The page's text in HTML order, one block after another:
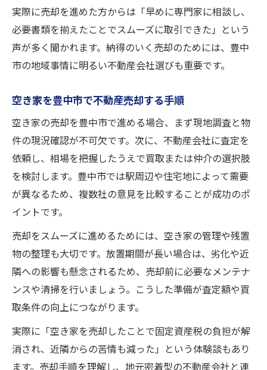
実際に売却を進めた方からは「早めに専門家に相談し、
必要書類を揃えたことでスムーズに取引できた」という
声が多く聞かれます。納得のいく売却のためには、豊中
市の地域事情に明るい不動産会社選びも重要です。
空き家を豊中市で不動産売却する手順
空き家の売却を豊中市で進める場合、まず現地調査と物
件の現況確認が不可欠です。次に、不動産会社に査定を
依頼し、相場を把握したうえで買取または仲介の選択肢
を検討します。豊中市では駅周辺や住宅地によって需要
が異なるため、複数社の意見を比較することが成功のポ
イントです。
売却をスムーズに進めるためには、空き家の管理や残置
物の整理も大切です。放置期間が長い場合は、劣化や近
隣への影響も懸念されるため、売却前に必要なメンテナ
ンスや清掃を行いましょう。こうした準備が査定額や買
取条件の向上につながります。
実際に「空き家を売却したことで固定資産税の負担が解
消され、近隣からの苦情も減った」という体験談もあり
ます。売却手順を理解し、地元密着型の不動産会社と連